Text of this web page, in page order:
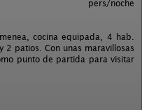
pers/noche
cocina equipada, 4 hab.
patios. Con unas maravillosas
punto de partida para visitar